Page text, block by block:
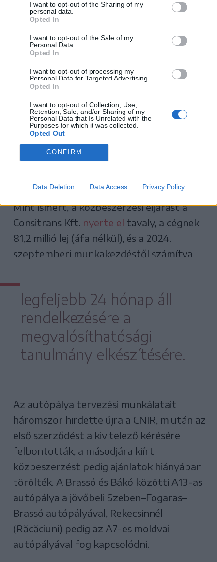
I want to opt-out of the Sharing of my
personal data.
Opted In
I want to opt-out of the Sale of my
Personal Data.
Opted In
I want to opt-out of processing my
Personal Data for Targeted Advertising.
Opted In
I want to opt-out of Collection, Use,
Retention, Sale, and/or Sharing of my
Personal Data that Is Unrelated with the
Purposes for which it was collected.
Opted Out
CONFIRM
Data Deletion Data Access Privacy Policy
A megvalósíthatósági tanulmány befejezésével lesz
megállapítható az autópálya végleges nyomvonala
Mint ismert, a közbeszerzési eljárást a
Consitrans Kft. nyerte el tavaly, a cégnek
81,2 millió lej (áfa nélkül), és a 2024.
szeptemberi munkakezdéstől számítva
legfeljebb 24 hónap áll
rendelkezésére a
megvalósíthatósági
tanulmány elkészítésére.
Az autópálya tervezési munkálatait
háromszor hirdette újra a CNIR, miután az
első szerződést a kivitelező kérésére
felbontották, a másodjára kiírt
közbeszerzést pedig ajánlatok hiányában
törölték. A Brassó és Bákó közötti A13-as
autópálya a jövőbeli Szeben–Fogaras–
Brassó autópályával, Rekecsinnél
(Răcăciuni) pedig az A7-es moldvai
autópályával fog kapcsolódni.